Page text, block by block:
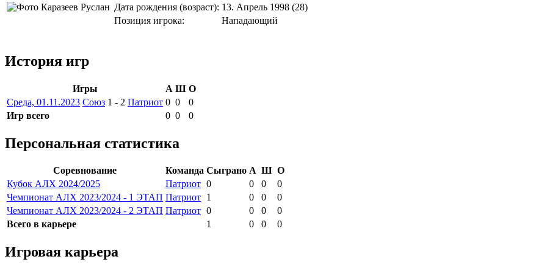
Дата рождения (возраст): 13. Апрель 1998 (28)
Позиция игрока:
Нападающий
История игр
Игры А Ш О
Среда, 01.11.2023 Союз 1 - 2 Патриот 0 0
0
Игр всего
0 0 0
Персональная статистика
Соревнование Команда Сыграно А Ш О
Кубок АЛХ 2024/2025
Патриот 0 0 0
0
Чемпионат АЛХ 2023/2024 - 1 ЭТАП Патриот 1 0 0
0
Чемпионат АЛХ 2023/2024 - 2 ЭТАП Патриот 0 0 0
0
Всего в карьере
1 0 0 0
Игровая карьера